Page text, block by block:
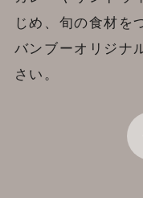
目にもこだわった
用意しております
じめ、旬の食材を
バンブーオリジナ
さい。
ております。ティ
ゆったりとお過ご
ルのアイスラテや
バータイムには、
実しております。